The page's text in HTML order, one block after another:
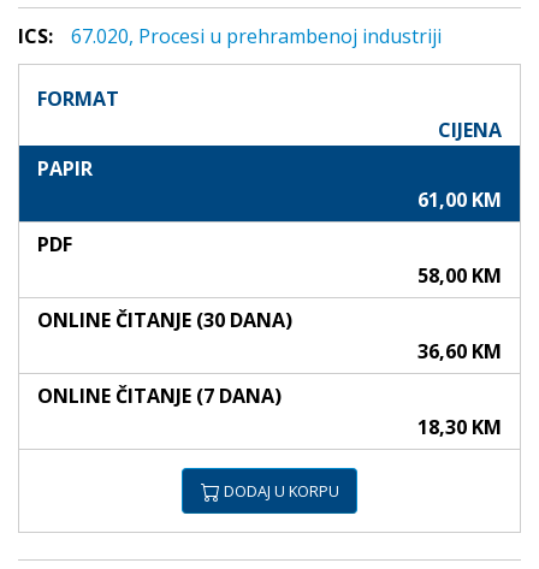
ICS: 67.020, Procesi u prehrambenoj industriji
FORMAT
CIJENA
PAPIR
61,00 KM
PDF
58,00 KM
ONLINE ČITANJE (30 DANA)
36,60 KM
ONLINE ČITANJE (7 DANA)
18,30 KM
DODAJ U KORPU